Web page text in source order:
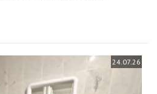
24.07.26